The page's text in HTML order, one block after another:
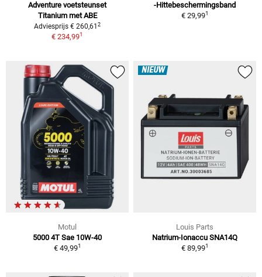
Adventure voetsteunset
Titanium met ABE
Adviesprijs € 260,61 2
€ 234,991
-Hittebeschermingsband
€ 29,991
Motul
5000 4T Sae 10W-40
€ 49,991
NIEUW
Louis Parts
Natrium-Ionaccu SNA14Q
€ 89,991